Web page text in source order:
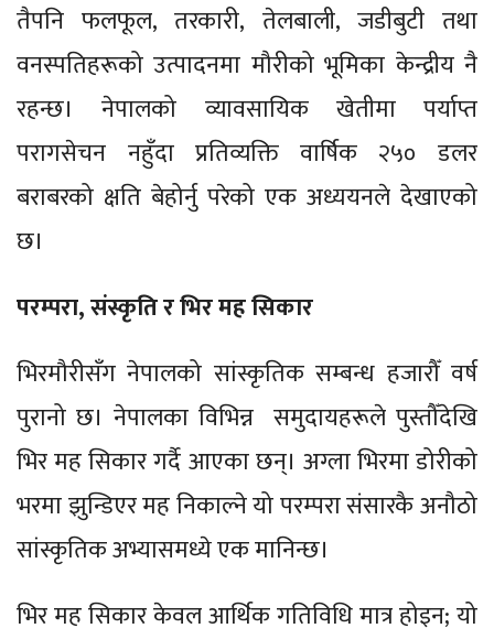
तैपनि फलफूल, तरकारी, तेलबाली, जडीबुटी तथा
वनस्पतिहरूको उत्पादनमा मौरीको भूमिका केन्द्रीय नै
रहन्छ। नेपालको व्यावसायिक खेतीमा पर्याप्त
परागसेचन नहुँदा प्रतिव्यक्ति वार्षिक २५० डलर
बराबरको क्षति बेहोर्नु परेको एक अध्ययनले देखाएको
छ।
परम्परा, संस्कृति र भिर मह सिकार
भिरमौरीसँग नेपालको सांस्कृतिक सम्बन्ध हजारौँ वर्ष
पुरानो छ। नेपालका विभिन्न समुदायहरूले पुस्तौँदेखि
भिर मह सिकार गर्दै आएका छन्। अग्ला भिरमा डोरीको
भरमा झुन्डिएर मह निकाल्ने यो परम्परा संसारकै अनौठो
सांस्कृतिक अभ्यासमध्ये एक मानिन्छ।
भिर मह सिकार केवल आर्थिक गतिविधि मात्र होइन; यो